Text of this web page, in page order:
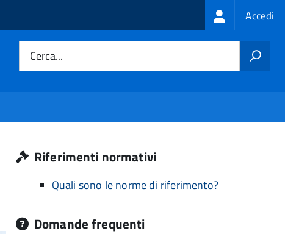
Login
menu
Accedi
Cerca...
Riferimenti normativi
Quali sono le norme di riferimento?
Domande frequenti